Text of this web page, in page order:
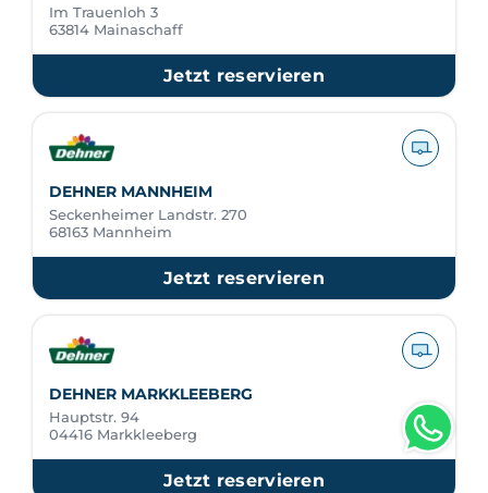
Im Trauenloh 3
63814 Mainaschaff
Jetzt reservieren
DEHNER MANNHEIM
Seckenheimer Landstr. 270
68163 Mannheim
Jetzt reservieren
DEHNER MARKKLEEBERG
Hauptstr. 94
04416 Markkleeberg
Jetzt reservieren